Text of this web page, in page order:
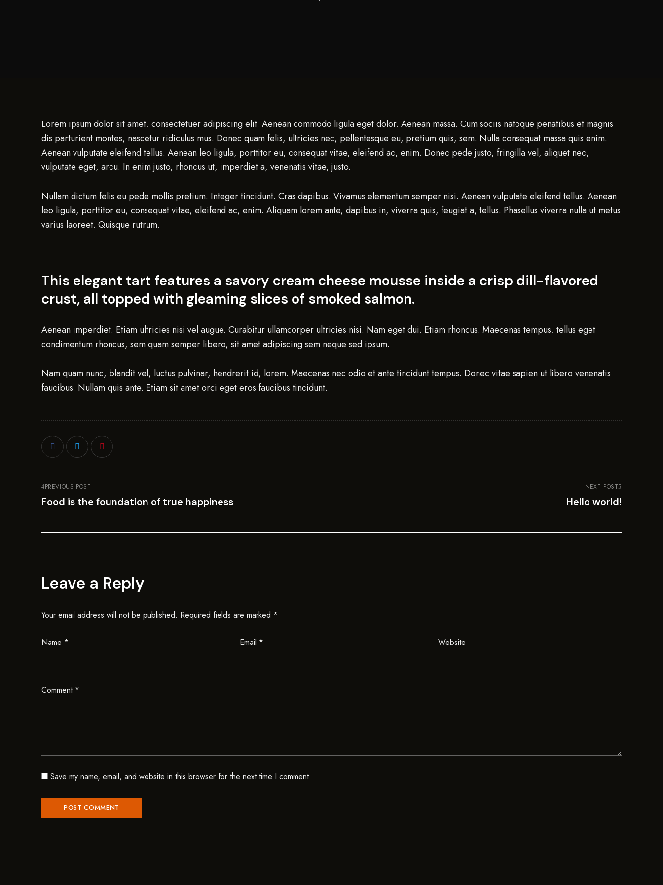
Lorem ipsum dolor sit amet, consectetuer adipiscing elit. Aenean commodo ligula eget dolor. Aenean massa. Cum sociis natoque penatibus et magnis
dis parturient montes, nascetur ridiculus mus. Donec quam felis, ultricies nec, pellentesque eu, pretium quis, sem. Nulla consequat massa quis enim.
Aenean vulputate eleifend tellus. Aenean leo ligula, porttitor eu, consequat vitae, eleifend ac, enim. Donec pede justo, fringilla vel, aliquet nec,
vulputate eget, arcu. In enim justo, rhoncus ut, imperdiet a, venenatis vitae, justo.
Nullam dictum felis eu pede mollis pretium. Integer tincidunt. Cras dapibus. Vivamus elementum semper nisi. Aenean vulputate eleifend tellus. Aenean
leo ligula, porttitor eu, consequat vitae, eleifend ac, enim. Aliquam lorem ante, dapibus in, viverra quis, feugiat a, tellus. Phasellus viverra nulla ut metus
varius laoreet. Quisque rutrum.
This elegant tart features a savory cream cheese mousse inside a crisp dill-flavored
crust, all topped with gleaming slices of smoked salmon.
Aenean imperdiet. Etiam ultricies nisi vel augue. Curabitur ullamcorper ultricies nisi. Nam eget dui. Etiam rhoncus. Maecenas tempus, tellus eget
condimentum rhoncus, sem quam semper libero, sit amet adipiscing sem neque sed ipsum.
Nam quam nunc, blandit vel, luctus pulvinar, hendrerit id, lorem. Maecenas nec odio et ante tincidunt tempus. Donec vitae sapien ut libero venenatis
faucibus. Nullam quis ante. Etiam sit amet orci eget eros faucibus tincidunt.
PREVIOUS POST
Food is the foundation of true happiness
NEXT POST
Hello world!
Leave a Reply
Your email address will not be published. Required fields are marked *
Name * Email * Website
Comment *
Save my name, email, and website in this browser for the next time I comment.